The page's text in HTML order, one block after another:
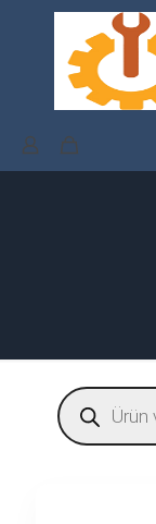
Products
search